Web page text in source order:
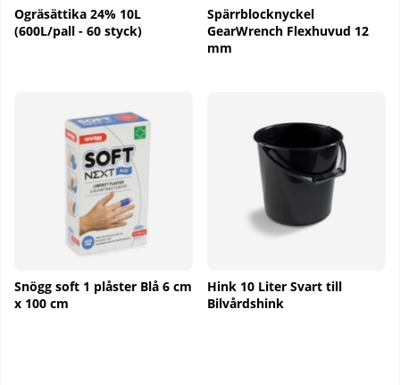
Ogräsättika 24% 10L
(600L/pall - 60 styck)
Spärrblocknyckel
GearWrench Flexhuvud 12
mm
Snögg soft 1 plåster Blå 6 cm
x 100 cm
Hink 10 Liter Svart till
Bilvårdshink